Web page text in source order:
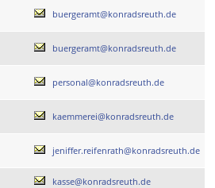
buergeramt@konradsreuth.de
buergeramt@konradsreuth.de
personal@konradsreuth.de
kaemmerei@konradsreuth.de
jeniffer.reifenrath@konradsreuth.de
kasse@konradsreuth.de